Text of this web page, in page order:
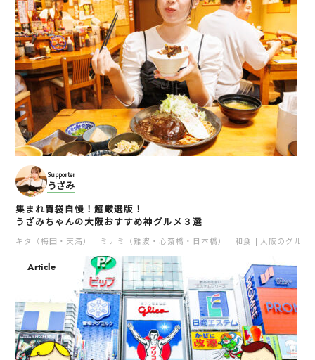
Supporter
うざみ
集まれ胃袋自慢！超厳選版！
うざみちゃんの大阪おすすめ神グルメ３選
キタ（梅田・天満） ミナミ（難波・心斎橋・日本橋） 和食 大阪のグルメ
Article